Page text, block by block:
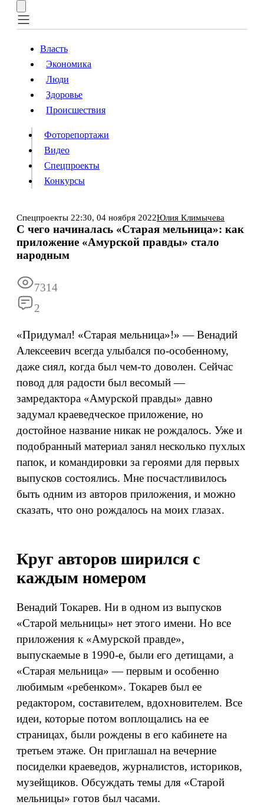
Власть
Происшествия
Видео
Конкурсы
Информация ПодпискаРеклама Все новости
Власть
Экономика
Люди
Здоровье
Происшествия
Фоторепортажи
Видео
Спецпроекты
Конкурсы
Спецпроекты 22:30, 04 ноября 2022Юлия Климычева
С чего начиналась «Старая мельница»: как
приложение «Амурской правды» стало
народным
7314
2
«Придумал! «Старая мельница»!» — Венадий
Алексеевич всегда улыбался по-особенному,
даже сиял, когда был чем-то доволен. Сейчас
повод для радости был весомый —
замредактора «Амурской правды» давно
задумал краеведческое приложение, но
достойное название никак не рождалось. Уже и
подобранный материал занял несколько пухлых
папок, и командировки за героями для первых
выпусков состоялись. Мне посчастливилось
быть одним из авторов приложения, и можно
сказать, что оно рождалось на моих глазах.
Круг авторов ширился с
каждым номером
Венадий Токарев. Ни в одном из выпусков
«Старой мельницы» нет этого имени. Но все
приложения к «Амурской правде»,
выпускаемые в 1990-е, были его детищами, а
«Старая мельница» — первым и особенно
любимым «ребенком». Токарев был ее
редактором, составителем, вдохновителем. Все
идеи, которые потом воплощались на ее
страницах, были рождены в его кабинете на
третьем этаже. Он приглашал на вечерние
посиделки краеведов, журналистов, историков,
музейщиков. Обсуждать темы для «Старой
мельницы» готов был часами.